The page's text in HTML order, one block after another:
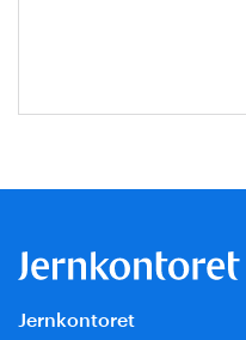
Jernkontoret